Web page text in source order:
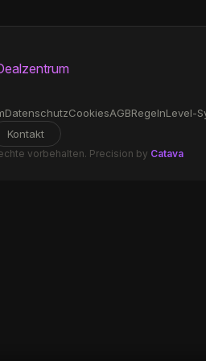
DatenschutzCookiesAGBRegelnLevel-
Kontakt
vorbehalten. Precision by Catava